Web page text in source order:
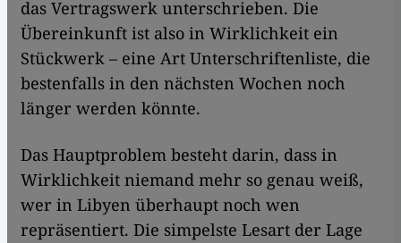
das Vertragswerk unterschrieben. Die
Übereinkunft ist also in Wirklichkeit ein
Stückwerk – eine Art Unterschriftenliste, die
bestenfalls in den nächsten Wochen noch
länger werden könnte.
Das Hauptproblem besteht darin, dass in
Wirklichkeit niemand mehr so genau weiß,
wer in Libyen überhaupt noch wen
repräsentiert. Die simpelste Lesart der Lage